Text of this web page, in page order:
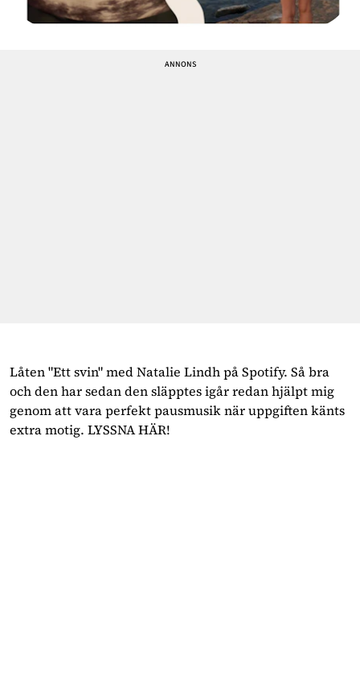
Låten "Ett svin" med Natalie Lindh på Spotify. Så bra
och den har sedan den släpptes igår redan hjälpt mig
genom att vara perfekt pausmusik när uppgiften känts
extra motig. LYSSNA HÄR!